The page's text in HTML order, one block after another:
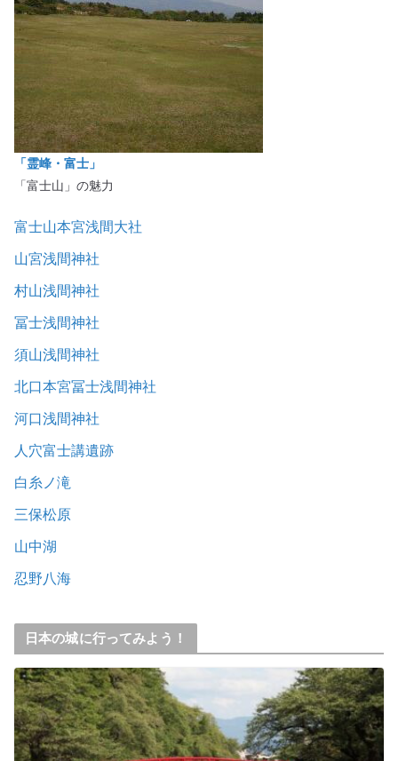
「霊峰・富士」
「富士山」の魅力
富士山本宮浅間大社
山宮浅間神社
村山浅間神社
冨士浅間神社
須山浅間神社
北口本宮冨士浅間神社
河口浅間神社
人穴富士講遺跡
白糸ノ滝
三保松原
山中湖
忍野八海
日本の城に行ってみよう！